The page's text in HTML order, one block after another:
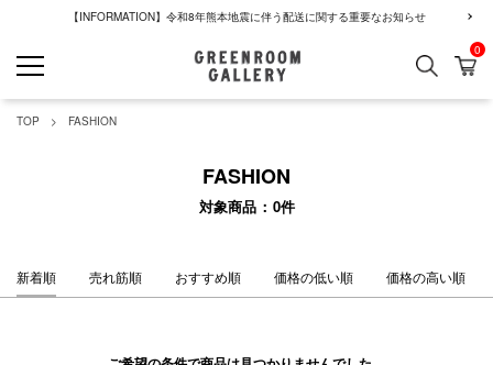
【INFORMATION】令和8年熊本地震に伴う配送に関する重要なお知らせ
検索 カ
0
TOP FASHION
FASHION
対象商品 0件
新着順 売れ筋順 おすすめ順 価格の低い順 価格の高い順